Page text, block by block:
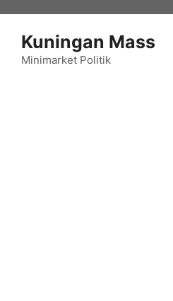
Kuningan Mass
Minimarket Politik